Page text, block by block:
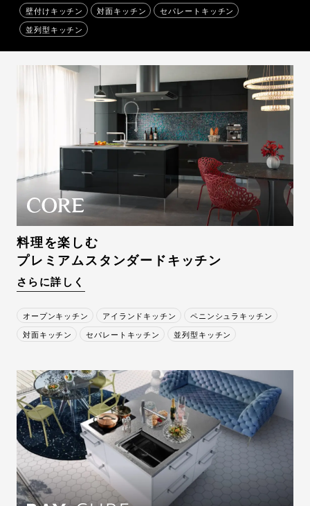
壁付けキッチン 対面キッチン セパレートキッチン
並列型キッチン
料理を楽しむ
プレミアムスタンダードキッチン
さらに詳しく
オープンキッチン アイランドキッチン ペニンシュラキッチン
対面キッチン セパレートキッチン 並列型キッチン